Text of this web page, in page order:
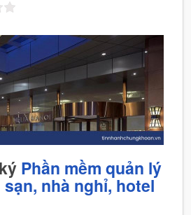
Phần mềm quản lý
nhà nghỉ, hotel